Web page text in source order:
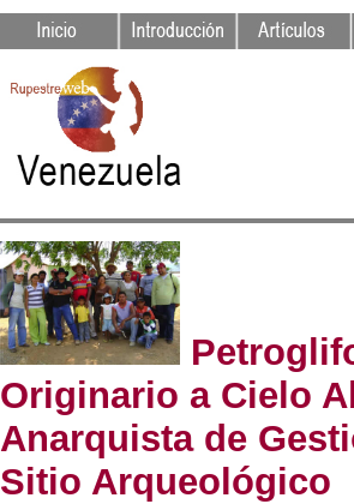
Originario a Cielo
Anarquista de
Sitio Arqueológico